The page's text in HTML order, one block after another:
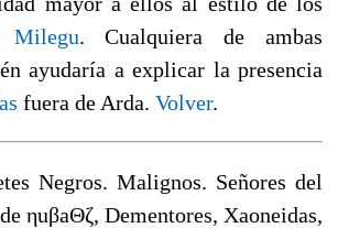
Milegu. Cualquiera de ambas
ayudaría a explicar la presencia
fuera de Arda. Volver.
Negros. Malignos. Señores del
ηuβaΘζ, Dementores, Xaoneidas,